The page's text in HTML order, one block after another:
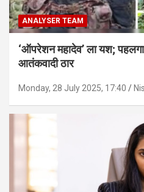
ANALYSER TEAM
‘ऑपरेशन महादेव’ ला यश;
आतंकवादी ठार
Monday, 28 July 2025, 17:40